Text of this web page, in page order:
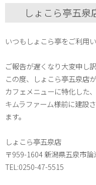
しょこら亭五
いつもしょこら亭をご利用
ご報告が遅くなり大変申し
この度、しょこら亭五泉店
カフェメニューに特化した
キムラファーム様前に建設
ます。
しょこら亭五泉店
〒959-1604 新潟県五泉市
TEL:0250-47-5515